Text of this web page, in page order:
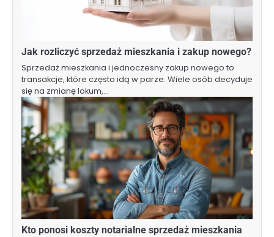
Jak rozliczyć sprzedaż mieszkania i zakup nowego?
Sprzedaż mieszkania i jednoczesny zakup nowego to
transakcje, które często idą w parze. Wiele osób decyduje
się na zmianę lokum,…
Kto ponosi koszty notarialne sprzedaż mieszkania